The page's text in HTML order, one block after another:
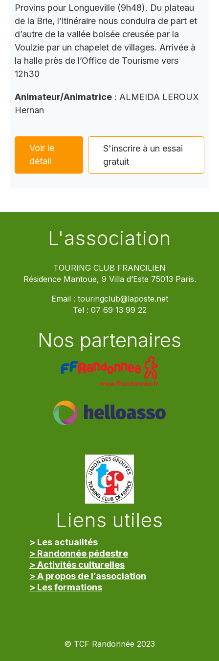
Provins pour Longueville (9h48). Du plateau
de la Brie, l’itinéraire nous conduira de part et
d’autre de la vallée boisée creusée par la
Voulzie par un chapelet de villages. Arrivée à
la halle près de l’Office de Tourisme vers
12h30
Animateur/Animatrice : ALMEIDA LEROUX
Hernan
Voir le
détail
S'inscrire à un essai
gratuit
L'association
TOURING CLUB FRANCILIEN
Résidence Mantoue, 9 Villa d’Este 75013 Paris.
Email : touringclub@laposte.net
Tel : 07 69 13 99 22
Nos partenaires
Liens utiles
> Les actualités
> Randonnée pédestre
> Activités culturelles
> A propos de l’association
> Les formations
© TCF Randonnée 2023